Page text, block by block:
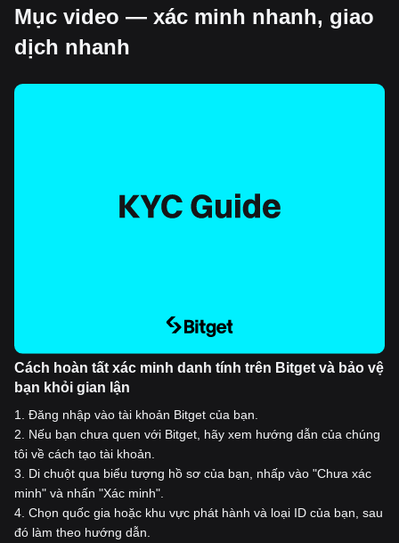
Mục video — xác minh nhanh, giao
dịch nhanh
Cách hoàn tất xác minh danh tính trên Bitget và bảo vệ
bạn khỏi gian lận
1
Đăng nhập vào tài khoản Bitget của bạn.
2
Nếu bạn chưa quen với Bitget, hãy xem hướng dẫn của chúng
tôi về cách tạo tài khoản.
3
Di chuột qua biểu tượng hồ sơ của bạn, nhấp vào "Chưa xác
minh" và nhấn "Xác minh".
4 Chọn quốc gia hoặc khu vực phát hành và loại ID của bạn, sau
đó làm theo hướng dẫn.